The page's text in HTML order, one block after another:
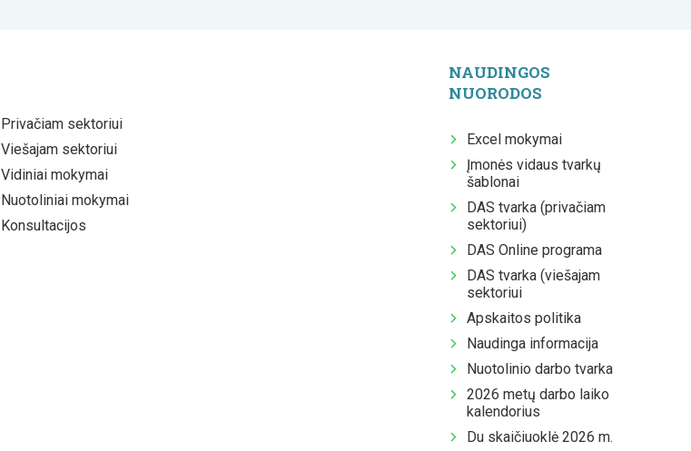
Privačiam sektoriui
Viešajam sektoriui
Vidiniai mokymai
Nuotoliniai mokymai
Konsultacijos
NAUDINGOS
NUORODOS
Excel mokymai
Įmonės vidaus tvarkų
šablonai
DAS tvarka (privačiam
sektoriui)
DAS Online programa
DAS tvarka (viešajam
sektoriui
Apskaitos politika
Naudinga informacija
Nuotolinio darbo tvarka
2026 metų darbo laiko
kalendorius
Du skaičiuoklė 2026 m.